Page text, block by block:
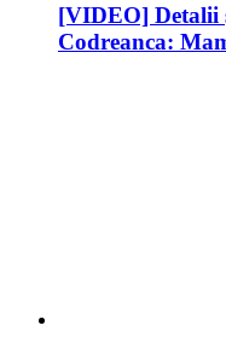
[VIDEO] Detalii
Codreanca: